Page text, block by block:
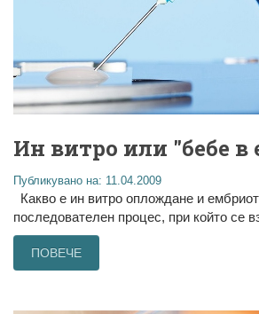
Ин витро или "бебе в
Публикувано на: 11.04.2009
Какво е ин витро оплождане и
последователен процес, при който се
ПОВЕЧЕ